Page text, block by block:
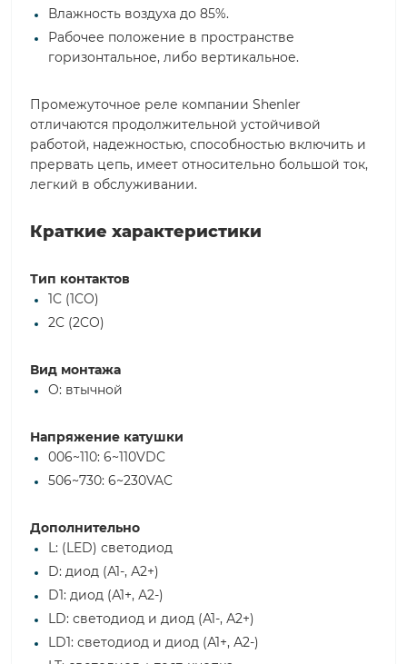
Влажность воздуха до 85%.
Рабочее положение в пространстве
горизонтальное, либо вертикальное.
Промежуточное реле компании Shenler
отличаются продолжительной устойчивой
работой, надежностью, способностью включить и
прервать цепь, имеет относительно большой ток,
легкий в обслуживании.
Краткие характеристики
Тип контактов
1C (1CO)
2C (2CO)
Вид монтажа
O: втычной
Напряжение катушки
006~110: 6~110VDC
506~730: 6~230VAC
Дополнительно
L: (LED) светодиод
D: диод (А1-, А2+)
D1: диод (А1+, А2-)
LD: светодиод и диод (А1-, А2+)
LD1: светодиод и диод (А1+, А2-)